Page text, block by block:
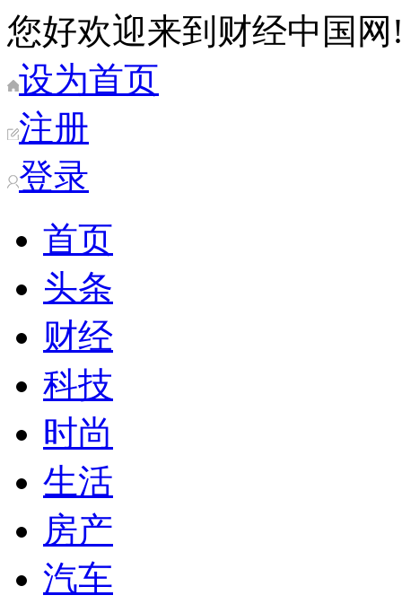
您好欢迎来到财经中国网
设为首页
注册
登录
首页
头条
财经
科技
时尚
生活
房产
汽车